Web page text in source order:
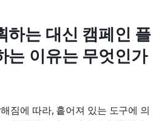
하는 대신 캠페인 플
는 이유는 무엇인가
짐에 따라, 흩어져 있는 도구에 의